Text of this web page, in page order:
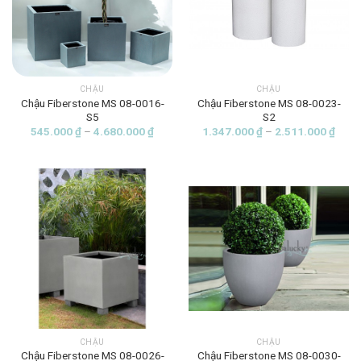
CHẬU
Chậu Fiberstone MS 08-0016-
S5
545.000₫ – 4.680.000₫Khoảng
CHẬU
Chậu Fiberstone MS 08-0023-
S2
1.347.000₫ – 2.511.000₫
CHẬU
Chậu Fiberstone MS 08-0026-
CHẬU
Chậu Fiberstone MS 08-0030-